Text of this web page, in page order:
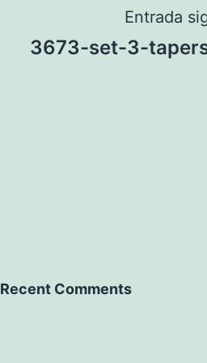
Entrada
3673-set-3-
Recent Comments